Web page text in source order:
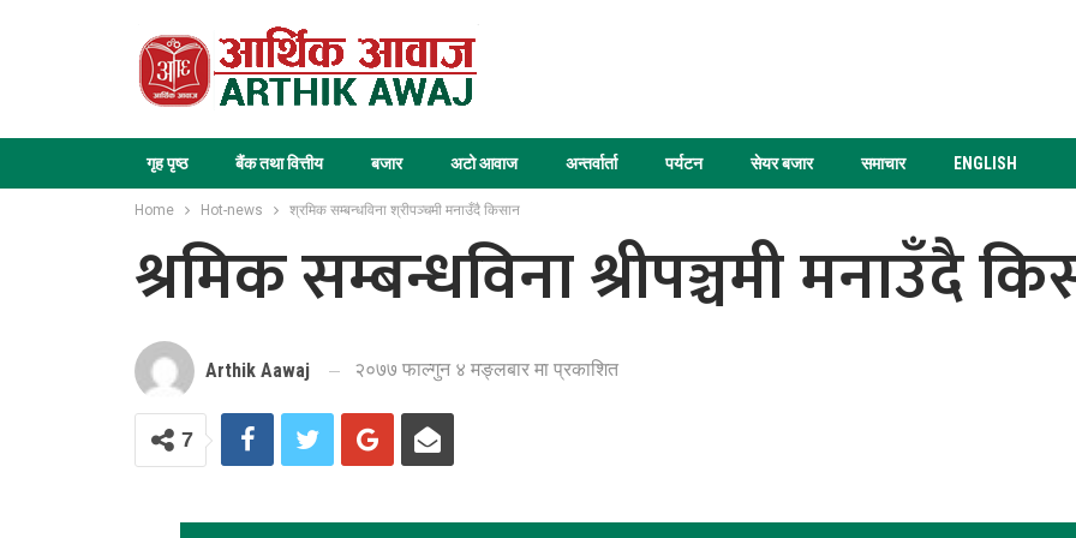
गृह पृष्ठ बैंक तथा वित्तीय बजार अटो आवाज अन्तर्वार्ता पर्यटन सेयर बजार समाचार ENGLISH
Home Hot-news श्रमिक सम्बन्धविना श्रीपञ्चमी मनाउँदै किसान
श्रमिक सम्बन्धविना श्रीपञ्चमी मनाउँदै
Arthik Aawaj २०७७ फाल्गुन ४ मङ्लबार मा प्रकाशित
7